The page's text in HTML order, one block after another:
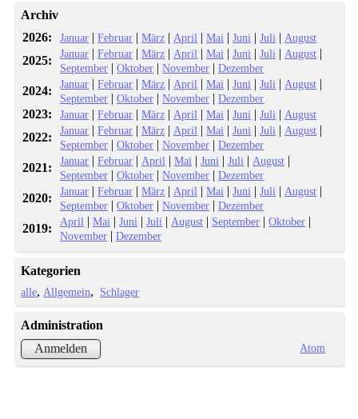
Archiv
2026:
Januar |Februar |März | April |Mai |Juni |Juli | August
2025: Januar |Februar |März | April |Mai |Juni |Juli | August |
September |Oktober |November |Dezember
2024: Januar |Februar |März | April |Mai |Juni |Juli | August |
September |Oktober |November |Dezember
2023: Januar |Februar |März | April |Mai |Juni |Juli | August
2022: Januar |Februar |März | April |Mai |Juni |Juli | August |
September |Oktober |November |Dezember
2021: Januar |Februar | April |Mai |Juni |Juli | August |
September |Oktober |November |Dezember
2020: Januar |Februar |März | April |Mai |Juni |Juli | August |
September |Oktober |November |Dezember
2019: April |Mai |Juni |Juli | August | September |Oktober |
November |Dezember
Kategorien
alle Allgemein Schlager
Administration
Anmelden
Atom